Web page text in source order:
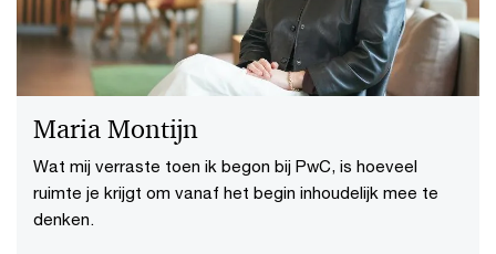
Maria Montijn
Wat mij verraste toen ik begon bij PwC, is hoeveel
ruimte je krijgt om vanaf het begin inhoudelijk mee te
denken.